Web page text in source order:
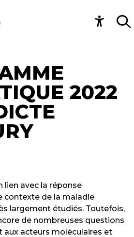
2022
lien avec la réponse
contexte de la maladie
largement étudiés. Toutefois,
de nombreuses questions
aux acteurs moléculaires et